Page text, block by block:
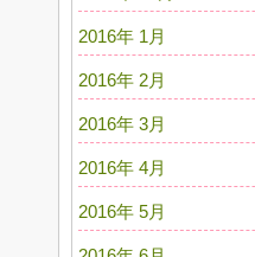
2016年 1月
2016年 2月
2016年 3月
2016年 4月
2016年 5月